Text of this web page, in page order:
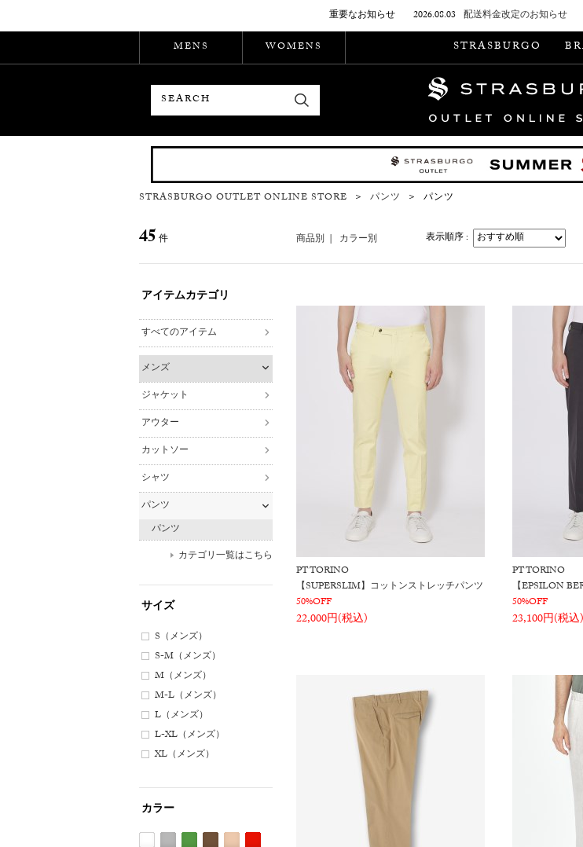
重要なお知らせ 2026.08.03 配送料金改定のお知らせ
MENS
WOMENS STRASBURGO
STRASBURGO OUTLET ONLINE STORE ＞ パンツ ＞ パンツ
45 件 商品別 | カラー別 表示順序 :
アイテムカテゴリ
すべてのアイテム
メンズ
ジャケット
アウター
カットソー
シャツ
パンツ
パンツ
カテゴリ一覧はこちら
サイズ
S（メンズ）
S-M（メンズ）
M（メンズ）
M-L（メンズ）
L（メンズ）
L-XL（メンズ）
XL（メンズ）
カラー
PT TORINO
【SUPERSLIM】コットンストレッチパンツ
50%OFF
22,000円(税込)
PT TORINO
【EPSILON
50%OFF
23,100円(税込)